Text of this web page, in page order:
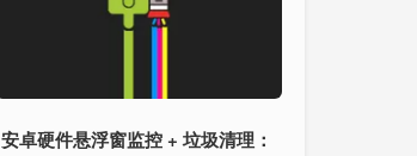
安卓硬件悬浮窗监控 + 垃圾清理：